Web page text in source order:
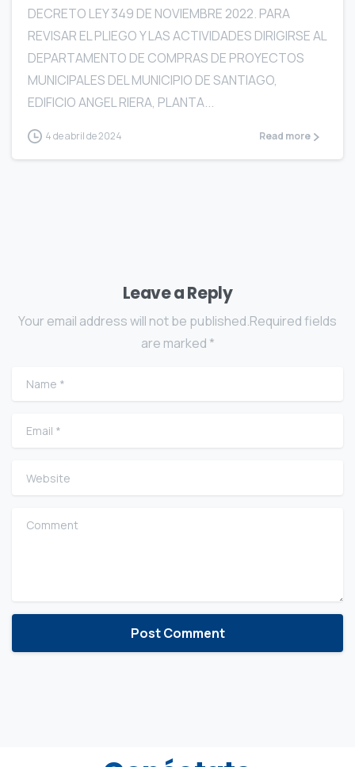
DECRETO LEY 349 DE NOVIEMBRE 2022. PARA
REVISAR EL PLIEGO Y LAS ACTIVIDADES DIRIGIRSE AL
DEPARTAMENTO DE COMPRAS DE PROYECTOS
MUNICIPALES DEL MUNICIPIO DE SANTIAGO,
EDIFICIO ANGEL RIERA, PLANTA...
4 de abril de 2024 Read more
Leave a Reply
Your email address will not be published.Required fields
are marked *
Name
Email
Website
Comment